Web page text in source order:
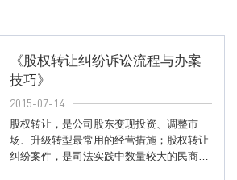
《股权转让纠纷诉讼流程与办案
技巧》
2015-07-14
股权转让，是公司股东变现投资、调整市
场、升级转型最常用的经营措施；股权转让
纠纷案件，是司法实践中数量较大的民商事